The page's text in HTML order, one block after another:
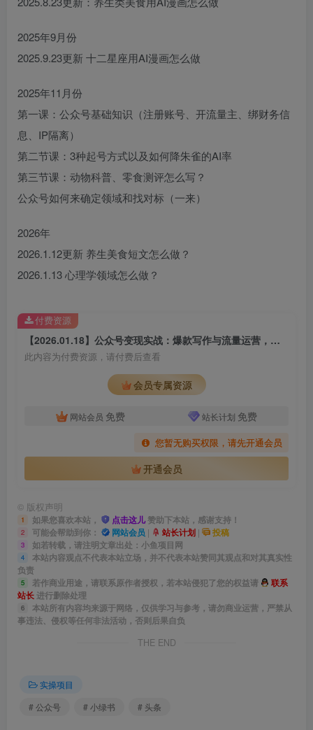
2025年9月份
2025.9.23更新 十二星座用AI漫画怎么做
2025年11月份
第一课：公众号基础知识（注册账号、开流量主、绑财务信
息、IP隔离）
第二节课：3种起号方式以及如何降朱雀的AI率
第三节课：动物科普、零食测评怎么写？
公众号如何来确定领域和找对标（一来）
2026年
2026.1.12更新 养生美食短文怎么做？
2026.1.13 心理学领域怎么做？
【2026.01.18】公众号变现实战：爆款写作与流量运营，新手也能日入千元月入5万+
此内容为付费资源，请付费后查看
会员专属资源
网站会员 免费 站长计划 免费
您暂无购买权限，请先开通会员
开通会员
付费资源
© 版权声明
1 如果您喜欢本站， 点击这儿赞助下本站，感谢支持！
2 可能会帮助到你： 网站会员 | 站长计划 | 投稿
3 如若转载，请注明文章出处：小鱼项目网
4
本站内容观点不代表本站立场，并不代表本站赞同其观点和对其真实性
负责
5 若作商业用途，请联系原作者授权，若本站侵犯了您的权益请
联系
站长进行删除处理
6
本站所有内容均来源于网络，仅供学习与参考，请勿商业运营，严禁从
事违法、侵权等任何非法活动，否则后果自负
THE END
实操项目
# 公众号
# 小绿书 # 头条